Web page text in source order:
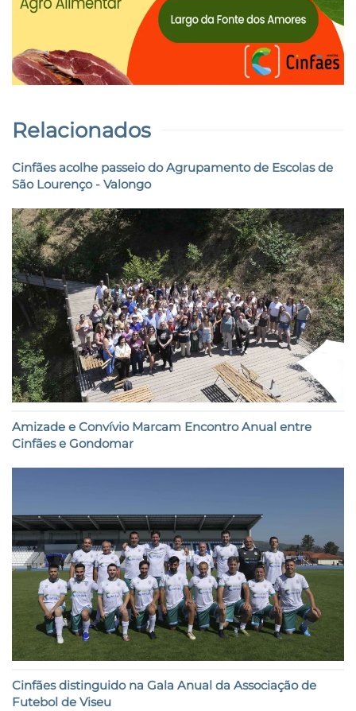
Relacionados
Cinfães acolhe passeio do Agrupamento de Escolas de
São Lourenço - Valongo
Amizade e Convívio Marcam Encontro Anual entre
Cinfães e Gondomar
Cinfães distinguido na Gala Anual da Associação de
Futebol de Viseu